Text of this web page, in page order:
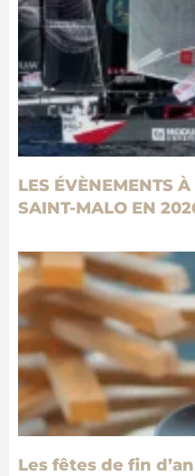
LES ÉVÈNEMENTS
SAINT-MALO EN
Les fêtes de fin